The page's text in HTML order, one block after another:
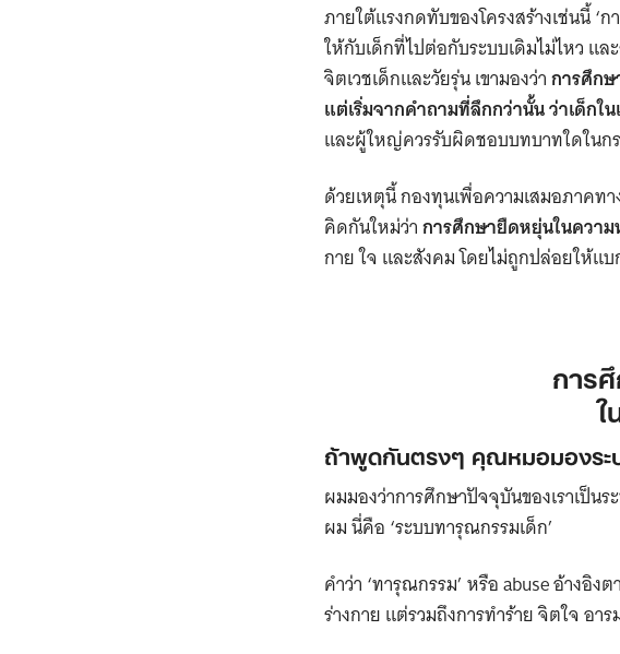
ภายใต้แรงกดทับของโครงสร้างเช่นนี้
ให้กับเด็กที่ไปต่อกับระบบเดิมไม่ไหว แล
จิตเวชเด็กและวัยรุ่น เขามองว่าการศึกษ
แต่เริ่มจากคำถามที่ลึกกว่านั้น ว่าเด็ก
และผู้ใหญ่ควรรับผิดชอบบทบาทใดในกร
ด้วยเหตุนี้ กองทุนเพื่อความเสมอภาคท
คิดกันใหม่ว่าการศึกษายืดหยุ่นในความ
กาย ใจ และสังคม โดยไม่ถูกปล่อยให้แ
การ
ถ้าพูดกันตรงๆ คุณหมอมองระ
ผมมองว่าการศึกษาปัจจุบันของเราเป็น
ผม นี่คือ ‘ระบบทารุณกรรมเด็ก’
คำว่า ‘ทารุณกรรม’ หรือ abuse อ้างอิ
ร่างกาย แต่รวมถึงการทำร้าย จิตใจ อ